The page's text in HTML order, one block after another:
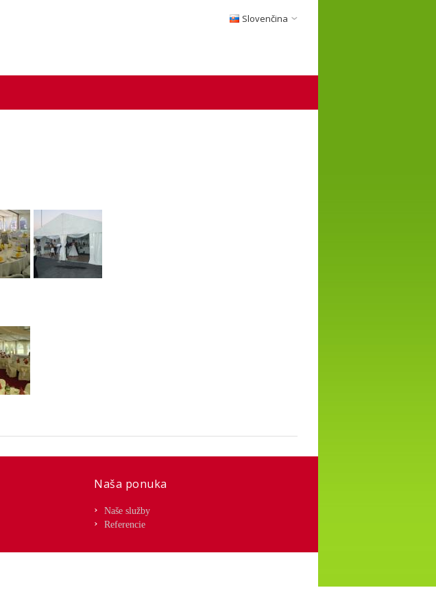
Slovenčina
Naša ponuka
Naše služby
Referencie